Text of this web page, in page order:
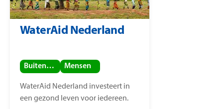
WaterAid Nederland
Buitenland Mensen
WaterAid Nederland investeert in
een gezond leven voor iedereen.